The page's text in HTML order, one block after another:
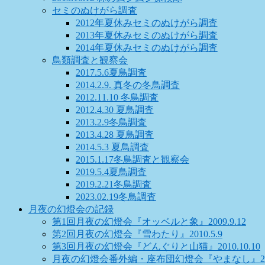
セミのぬけがら調査
2012年夏休みセミのぬけがら調査
2013年夏休みセミのぬけがら調査
2014年夏休みセミのぬけがら調査
鳥類調査と観察会
2017.5.6夏鳥調査
2014.2.9. 真冬の冬鳥調査
2012.11.10 冬鳥調査
2012.4.30 夏鳥調査
2013.2.9冬鳥調査
2013.4.28 夏鳥調査
2014.5.3 夏鳥調査
2015.1.17冬鳥調査と観察会
2019.5.4夏鳥調査
2019.2.21冬鳥調査
2023.02.19冬鳥調査
月夜の幻燈会の記録
第1回月夜の幻燈会『オッベルと象』2009.9.12
第2回月夜の幻燈会『雪わたり』2010.5.9
第3回月夜の幻燈会『どんぐりと山猫』2010.10.10
月夜の幻燈会番外編・座布団幻燈会『やまなし』